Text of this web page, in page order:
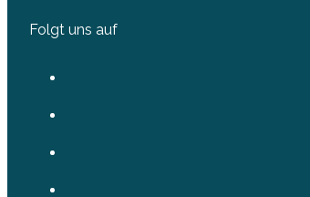
Folgt uns auf